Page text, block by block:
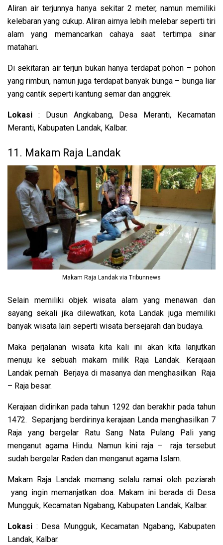
Aliran air terjunnya hanya sekitar 2 meter, namun memiliki
kelebaran yang cukup. Aliran airnya lebih melebar seperti tiri
alam yang memancarkan cahaya saat tertimpa sinar
matahari.
Di sekitaran air terjun bukan hanya terdapat pohon – pohon
yang rimbun, namun juga terdapat banyak bunga – bunga liar
yang cantik seperti kantung semar dan anggrek.
Lokasi : Dusun Angkabang, Desa Meranti, Kecamatan
Meranti, Kabupaten Landak, Kalbar.
11. Makam Raja Landak
Makam Raja Landak via Tribunnews
Selain memiliki objek wisata alam yang menawan dan
sayang sekali jika dilewatkan, kota Landak juga memiliki
banyak wisata lain seperti wisata bersejarah dan budaya.
Maka perjalanan wisata kita kali ini akan kita lanjutkan
menuju ke sebuah makam milik Raja Landak. Kerajaan
Landak pernah Berjaya di masanya dan menghasilkan Raja
– Raja besar.
Kerajaan didirikan pada tahun 1292 dan berakhir pada tahun
1472. Sepanjang berdirinya kerajaan Landa menghasilkan 7
Raja yang bergelar Ratu Sang Nata Pulang Pali yang
menganut agama Hindu. Namun kini raja – raja tersebut
sudah bergelar Raden dan menganut agama Islam.
Makam Raja Landak memang selalu ramai oleh peziarah
yang ingin memanjatkan doa. Makam ini berada di Desa
Mungguk, Kecamatan Ngabang, Kabupaten Landak, Kalbar.
Lokasi : Desa Mungguk, Kecamatan Ngabang, Kabupaten
Landak, Kalbar.